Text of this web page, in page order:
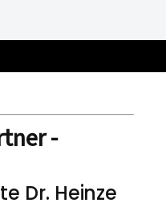
-
Dr. Heinze